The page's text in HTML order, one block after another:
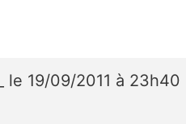
le 19/09/2011 à 23h40